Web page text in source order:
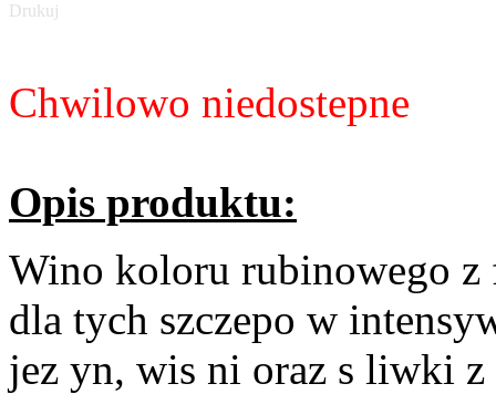
Drukuj
Chwilowo niedostepne
Opis produktu:
Wino koloru rubinowego
dla tych szczepo w
jez yn, wis ni oraz s liwki z